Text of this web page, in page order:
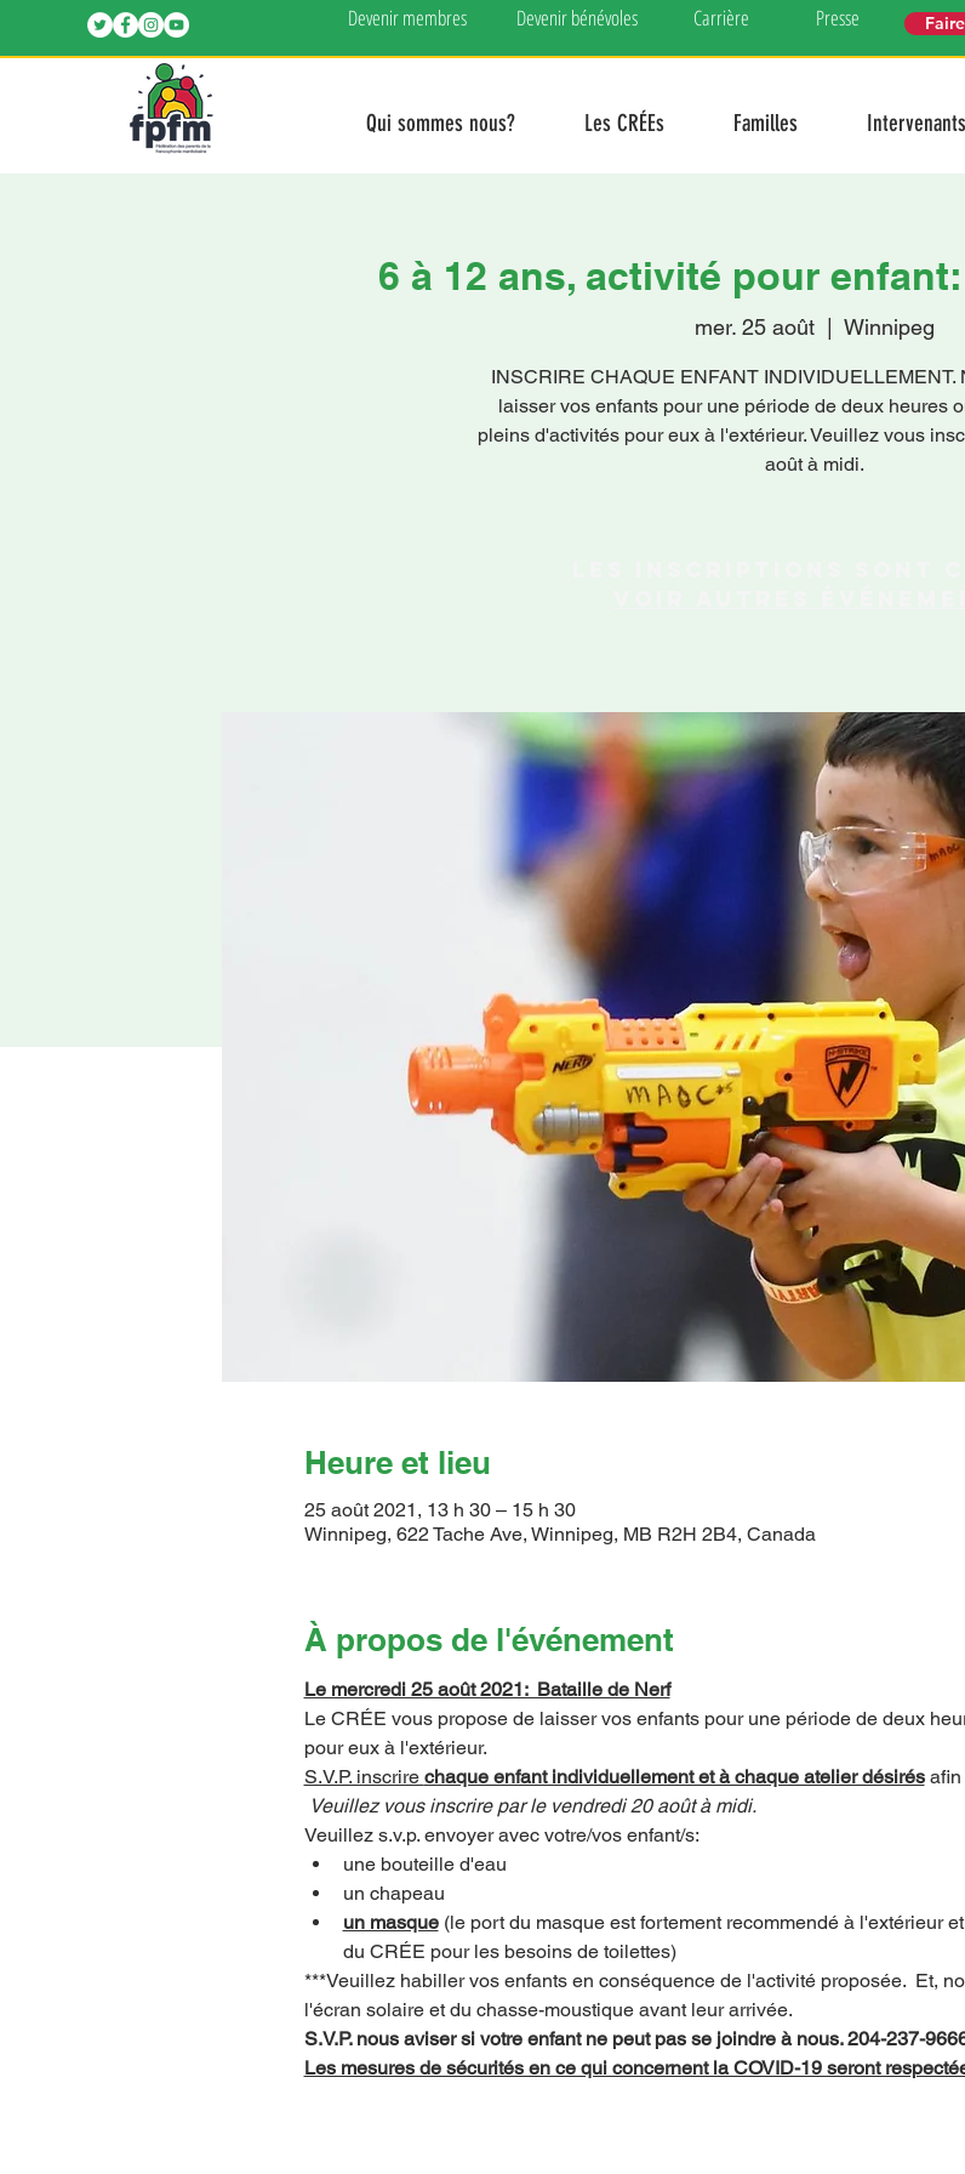
Devenir membres Devenir bénévoles Carrière Presse
Qui sommes nous? Les CRÉEs Familles
6 à 12 ans, activité pour
mer. 25 août
  |
Winnipeg
INSCRIRE CHAQUE ENFANT INDIVIDUELLEMENT.
laisser vos enfants pour une période de deux heures
pleins d'activités pour eux à l'extérieur. Veuillez vous
août à midi.
Heure et lieu
25 août 2021, 13 h 30 – 15 h 30
Winnipeg, 622 Tache Ave, Winnipeg, MB R2H 2B4, Canada
À propos de l'événement
Le mercredi 25 août 2021:  Bataille de Nerf
Le CRÉE vous propose de laisser vos enfants pour une période de deux
pour eux à l'extérieur.
S.V.P. inscrire chaque enfant individuellement et à chaque atelier désirés afin
Veuillez vous inscrire par le vendredi 20 août à midi.
Veuillez s.v.p. envoyer avec votre/vos enfant/s:
une bouteille d'eau
un chapeau
un masque (le port du masque est fortement recommendé à l'extérieur
du CRÉE pour les besoins de toilettes)
***Veuillez habiller vos enfants en conséquence de l'activité proposée.  Et,
l'écran solaire et du chasse-moustique avant leur arrivée.
S.V.P. nous aviser si votre enfant ne peut pas se joindre à nous. 204-237-9666
Les mesures de sécurités en ce qui concernent la COVID-19 seront